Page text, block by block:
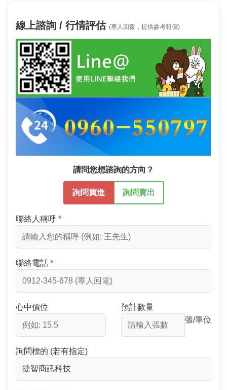
線上諮詢 / 行情評估 (專人回覆，提供參考報價)
請問您想諮詢的方向？
詢問買進 詢問賣出
聯絡人稱呼
聯絡電話
心中價位
預計數量
張/單位
詢問標的 (若有指定)